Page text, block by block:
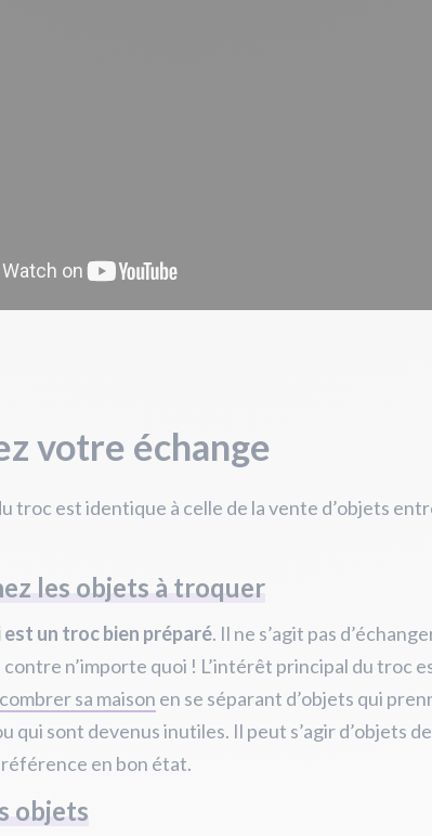
votre échange
troc est identique à celle de la vente d’objets
les objets à troquer
un troc bien préparé. Il ne s’agit pas
contre n’importe quoi ! L’intérêt principal du troc
sa maison en se séparant d’objets qui
qui sont devenus inutiles. Il peut s’agir d’objets
en bon état.
objets